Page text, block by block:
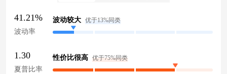
41.21%
波动率
波动较大 优于13%同类
1.30
夏普比率
性价比很高 优于75%同类